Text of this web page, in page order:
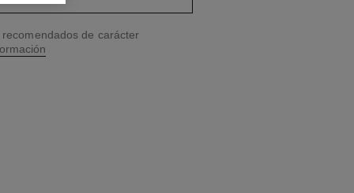
de carácter